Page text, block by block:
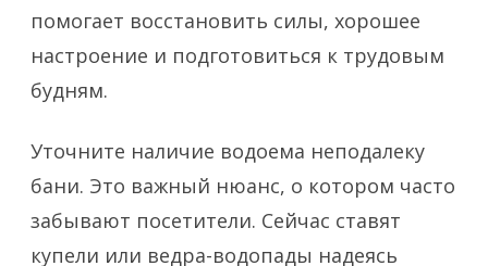
помогает восстановить силы, хорошее
настроение и подготовиться к трудовым
будням.
Уточните наличие водоема неподалеку
бани. Это важный нюанс, о котором часто
забывают посетители. Сейчас ставят
купели или ведра-водопады надеясь